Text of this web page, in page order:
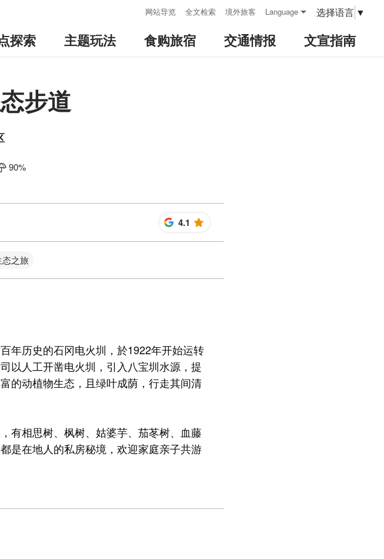
网站导览 全文检索 境外旅客 Language 选择语言 ▼
探索 主题玩法 食购旅宿 交通情报 文宣指南
步道
90%
4.1 星
态之旅
年历史的石冈电火圳，於1922年开始运转
以人工开凿电火圳，引入八宝圳水源，提
的动植物生态，且绿叶成荫，行走其间清
有相思树、枫树、姑婆芋、茄苳树、血藤
是在地人的私房秘境，欢迎家庭亲子共游